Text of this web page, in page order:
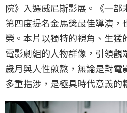
院》入選威尼斯影展。《一
第四度提名金馬獎最佳導演
榮。本片以獨特的視角、生猛
電影劇組的人物群像，引領
歲月與人性煎熬，無論是對電
多重指涉，是極具時代意義的